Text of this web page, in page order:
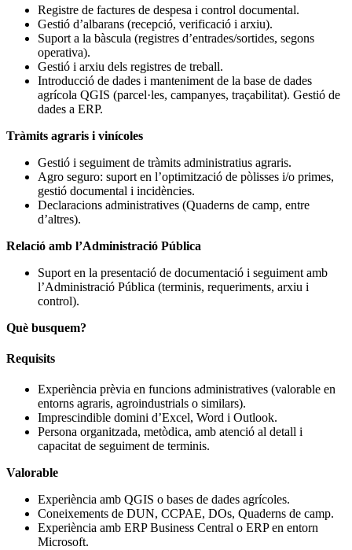
Registre de factures de despesa i control documental.
Gestió d’albarans (recepció, verificació i arxiu).
Suport a la bàscula (registres d’entrades/sortides, segons
operativa).
Gestió i arxiu dels registres de treball.
Introducció de dades i manteniment de la base de dades
agrícola QGIS (parcel·les, campanyes, traçabilitat). Gestió de
dades a ERP.
Tràmits agraris i vinícoles
Gestió i seguiment de tràmits administratius agraris.
Agro seguro: suport en l’optimització de pòlisses i/o primes,
gestió documental i incidències.
Declaracions administratives (Quaderns de camp, entre
d’altres).
Relació amb l’Administració Pública
Suport en la presentació de documentació i seguiment amb
l’Administració Pública (terminis, requeriments, arxiu i
control).
Què busquem?
Requisits
Experiència prèvia en funcions administratives (valorable en
entorns agraris, agroindustrials o similars).
Imprescindible domini d’Excel, Word i Outlook.
Persona organitzada, metòdica, amb atenció al detall i
capacitat de seguiment de terminis.
Valorable
Experiència amb QGIS o bases de dades agrícoles.
Coneixements de DUN, CCPAE, DOs, Quaderns de camp.
Experiència amb ERP Business Central o ERP en entorn
Microsoft.